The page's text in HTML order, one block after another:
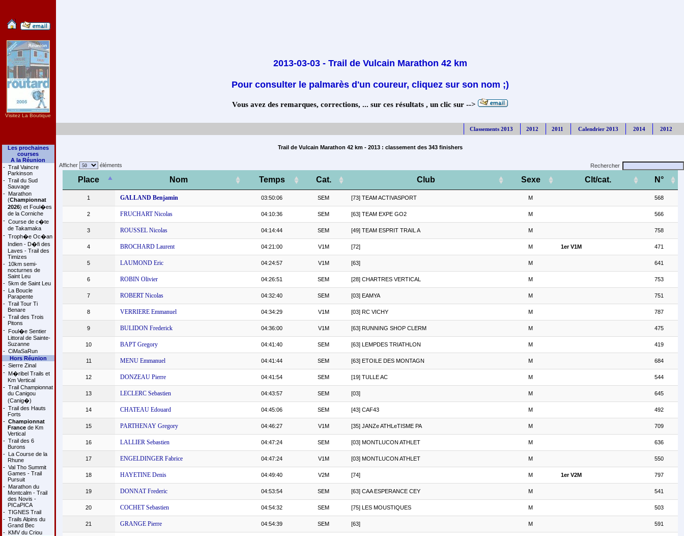
Visitez La Boutique
Les prochaines
courses
A la Réunion
- Trail Vaincre
Parkinson
- Trail du Sud
Sauvage
- Marathon
(Championnat
2026) et Foul�es
de la Corniche
- Course de c�te
de Takamaka
- Troph�e Oc�an
Indien - D�fi des
Laves - Trail des
Timizes
- 10km semi-
nocturnes de
Saint Leu
- 5km de Saint Leu
- La Boucle
Parapente
- Trail Tour Ti
Benare
- Trail des Trois
Pitons
- Foul�e Sentier
Littoral de Sainte-
Suzanne
- CiMaSaRun
Hors Réunion
- Sierre Zinal
- M�ribel Trails et
Km Vertical
- Trail Championnat
du Canigou
(Canig�)
- Trail des Hauts
Forts
- Championnat
Francede Km
Vertical
- Trail des 6
Burons
- La Course de la
Rhune
- Val Tho Summit
Games - Trail
Pursuit
- Marathon du
Montcalm - Trail
des Novis -
PICaPICA
- TIGNES Trail
- Trails Alpins du
Grand Bec
- KMV du Criou
2013-03-03 - Trail de Vulcain Marathon 42 km
Pour consulter le palmarès d'un coureur, cliquez sur son nom ;)
Vous avez des remarques, corrections, ... sur ces résultats , un clic sur -->
Classements 2013 2012 2011 Calendrier 2013 2014 2012
Trail de Vulcain Marathon 42 km - 2013 : classement des 343 finishers
Afficher éléments Rechercher
Place Nom Temps Cat. Club Sexe Clt/cat. N°
1 GALLAND Benjamin 03:50:06 SEM [73] TEAM ACTIVASPORT M 568
2 FRUCHART Nicolas 04:10:36 SEM [63] TEAM EXPE GO2 M 566
3 ROUSSEL Nicolas 04:14:44 SEM [49] TEAM ESPRIT TRAIL A M 758
4 BROCHARD Laurent 04:21:00 V1M [72] M 1er V1M 471
5 LAUMOND Eric 04:24:57 V1M [63] M 641
6 ROBIN Olivier 04:26:51 SEM [28] CHARTRES VERTICAL M 753
7 ROBERT Nicolas 04:32:40 SEM [03] EAMYA M 751
8 VERRIERE Emmanuel 04:34:29 V1M [03] RC VICHY M 787
9 BULIDON Frederick 04:36:00 V1M [63] RUNNING SHOP CLERM M 475
10 BAPT Gregory 04:41:40 SEM [63] LEMPDES TRIATHLON M 419
11 MENU Emmanuel 04:41:44 SEM [63] ETOILE DES MONTAGN M 684
12 DONZEAU Pierre 04:41:54 SEM [19] TULLE AC M 544
13 LECLERC Sebastien 04:43:57 SEM [03] M 645
14 CHATEAU Edouard 04:45:06 SEM [43] CAF43 M 492
15 PARTHENAY Gregory 04:46:27 V1M [35] JANZe ATHLeTISME PA M 709
16 LALLIER Sebastien 04:47:24 SEM [03] MONTLUCON ATHLET M 636
17 ENGELDINGER Fabrice 04:47:24 V1M [03] MONTLUCON ATHLET M 550
18 HAYETINE Denis 04:49:40 V2M [74] M 1er V2M 797
19 DONNAT Frederic 04:53:54 SEM [63] CAA ESPERANCE CEY M 541
20 COCHET Sebastien 04:54:32 SEM [75] LES MOUSTIQUES M 503
21 GRANGE Pierre 04:54:39 SEM [63] M 591